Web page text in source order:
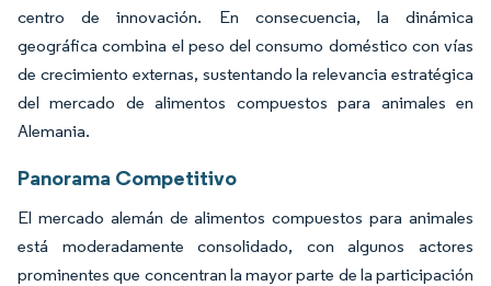
centro de innovación. En consecuencia, la dinámica
geográfica combina el peso del consumo doméstico con vías
de crecimiento externas, sustentando la relevancia estratégica
del mercado de alimentos compuestos para animales en
Alemania.
Panorama Competitivo
El mercado alemán de alimentos compuestos para animales
está moderadamente consolidado, con algunos actores
prominentes que concentran la mayor parte de la participación